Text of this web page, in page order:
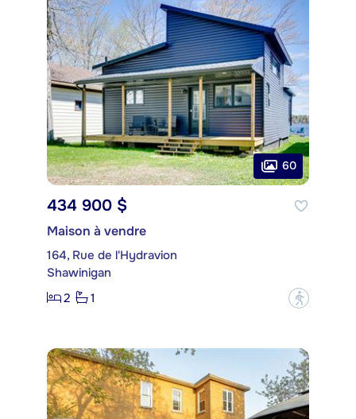
60
434 900 $
Maison à vendre
164, Rue de l'Hydravion
Shawinigan
2
1 ?